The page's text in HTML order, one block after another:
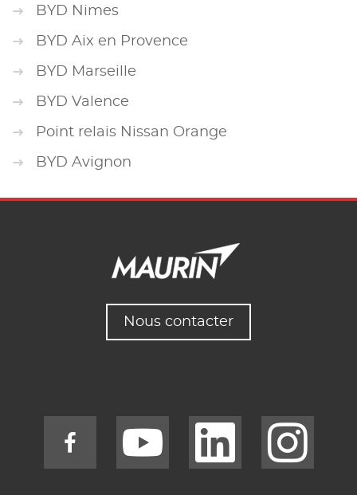
BYD Nimes
BYD Aix en Provence
BYD Marseille
BYD Valence
Point relais Nissan Orange
BYD Avignon
Nous contacter